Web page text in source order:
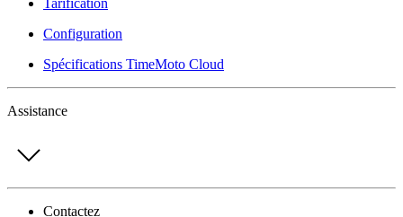
Tarification
Configuration
Spécifications TimeMoto Cloud
Assistance
Contactez